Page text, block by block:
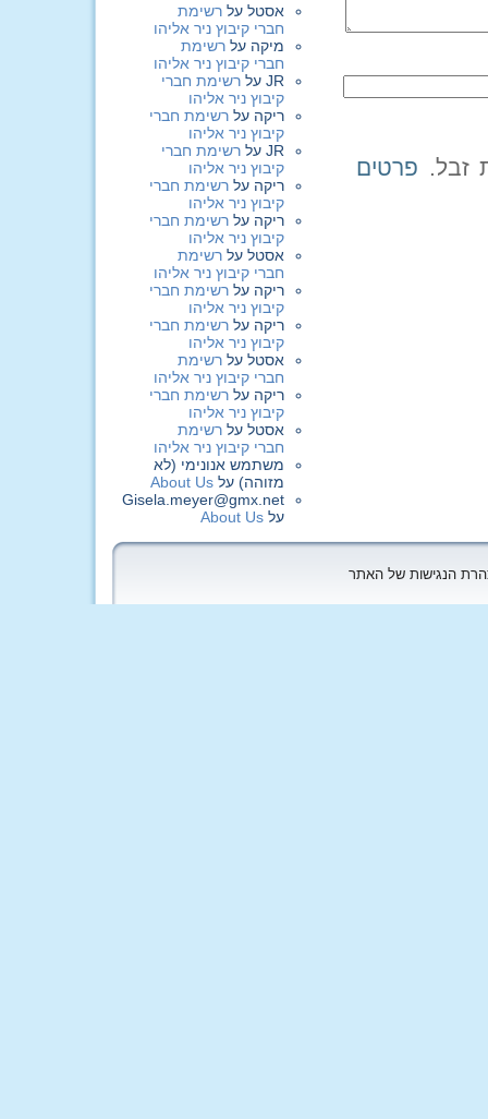
פרטים
אסטל על רשימת
חברי קיבוץ ניר אליהו
מיקה על רשימת
חברי קיבוץ ניר אליהו
JR על רשימת חברי
קיבוץ ניר אליהו
ריקה על רשימת חברי
קיבוץ ניר אליהו
JR על רשימת חברי
קיבוץ ניר אליהו
ריקה על רשימת חברי
קיבוץ ניר אליהו
ריקה על רשימת חברי
קיבוץ ניר אליהו
אסטל על רשימת
חברי קיבוץ ניר אליהו
ריקה על רשימת חברי
קיבוץ ניר אליהו
ריקה על רשימת חברי
קיבוץ ניר אליהו
אסטל על רשימת
חברי קיבוץ ניר אליהו
ריקה על רשימת חברי
קיבוץ ניר אליהו
אסטל על רשימת
חברי קיבוץ ניר אליהו
משתמש אנונימי (לא
מזוהה) על About Us
Gisela.meyer@gmx.net
על About Us
הנגישות של האתר